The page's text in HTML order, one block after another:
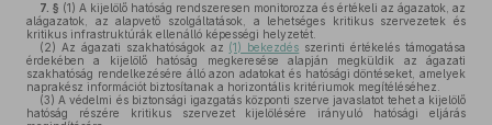
7. § (1) A kijelölő hatóság rendszeresen monitorozza és értékeli az ágazatok, az
alágazatok, az alapvető szolgáltatások, a lehetséges kritikus szervezetek és
kritikus infrastruktúrák ellenálló képességi helyzetét.
(2) Az ágazati szakhatóságok az (1) bekezdés szerinti értékelés támogatása
érdekében a kijelölő hatóság megkeresése alapján megküldik az ágazati
szakhatóság rendelkezésére álló azon adatokat és hatósági döntéseket, amelyek
naprakész információt biztosítanak a horizontális kritériumok megítéléséhez.
(3) A védelmi és biztonsági igazgatás központi szerve javaslatot tehet a kijelölő
hatóság részére kritikus szervezet kijelölésére irányuló hatósági eljárás